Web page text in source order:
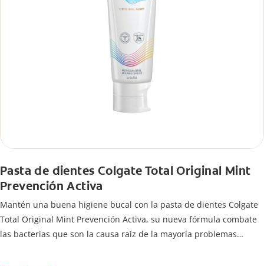
Pasta de dientes Colgate Total Original Mint
Prevención Activa
Mantén una buena higiene bucal con la pasta de dientes Colgate
Total Original Mint Prevención Activa, su nueva fórmula combate
las bacterias que son la causa raíz de la mayoría problemas